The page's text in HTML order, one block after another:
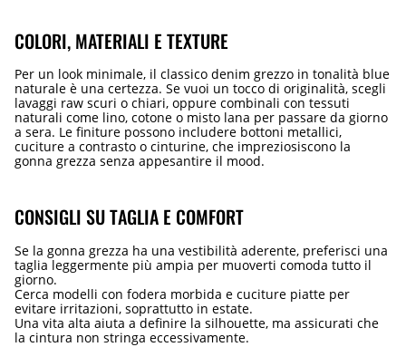
COLORI, MATERIALI E TEXTURE
Per un look minimale, il classico denim grezzo in tonalità blue
naturale è una certezza. Se vuoi un tocco di originalità, scegli
lavaggi raw scuri o chiari, oppure combinali con tessuti
naturali come lino, cotone o misto lana per passare da giorno
a sera. Le finiture possono includere bottoni metallici,
cuciture a contrasto o cinturine, che impreziosiscono la
gonna grezza senza appesantire il mood.
CONSIGLI SU TAGLIA E COMFORT
Se la gonna grezza ha una vestibilità aderente, preferisci una
taglia leggermente più ampia per muoverti comoda tutto il
giorno.
Cerca modelli con fodera morbida e cuciture piatte per
evitare irritazioni, soprattutto in estate.
Una vita alta aiuta a definire la silhouette, ma assicurati che
la cintura non stringa eccessivamente.